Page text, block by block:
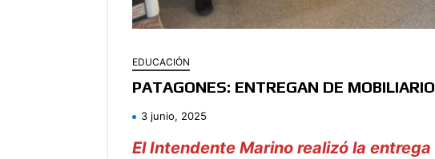
EDUCACIÓN
PATAGONES: ENTREGAN DE
3 junio, 2025
El Intendente Marino realizó la